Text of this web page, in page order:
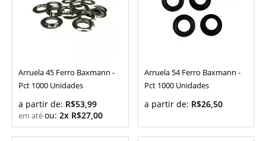
Arruela 45 Ferro Baxmann -
Pct 1000 Unidades
a partir de: R$53,99
ou: 2x R$27,00
Arruela 54 Ferro Baxmann -
Pct 1000 Unidades
a partir de: R$26,50